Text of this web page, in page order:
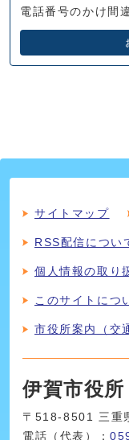
電話番号のかけ間
サイトマップ
RSS配信につい
個人情報の取り
このサイトにつ
市役所案内（交
伊賀市役所
〒518-8501 三重
電話（代表）：